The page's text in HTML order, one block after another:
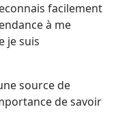
facilement
à me
je suis
source de
de savoir